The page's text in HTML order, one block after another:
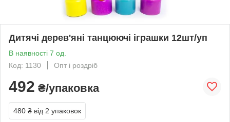
Дитячі дерев'яні танцюючі іграшки 12шт/уп
В наявності 7 од.
Код: 1130
Опт і роздріб
492 ₴/упаковка
480 ₴ від 2 упаковок